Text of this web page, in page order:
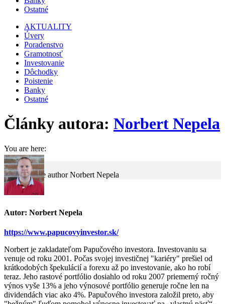
Ostatné
AKTUALITY
Úvery
Poradenstvo
Gramotnosť
Investovanie
Dôchodky
Poistenie
Banky
Ostatné
Články autora: Norbert Nepela
You are here:
Home
Article author Norbert Nepela
Autor: Norbert Nepela
https://www.papucovyinvestor.sk/
Norbert je zakladateľom Papučového investora. Investovaniu sa
venuje od roku 2001. Počas svojej investičnej "kariéry" prešiel od
krátkodobých špekulácií a forexu až po investovanie, ako ho robí
teraz. Jeho rastové portfólio dosiahlo od roku 2007 priemerný ročný
výnos vyše 13% a jeho výnosové portfólio generuje ročne len na
dividendách viac ako 4%. Papučového investora založil preto, aby